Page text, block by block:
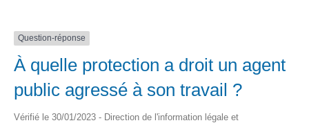
Question-réponse
À quelle protection a droit un agent
public agressé à son travail ?
Vérifié le 30/01/2023 - Direction de l'information légale et